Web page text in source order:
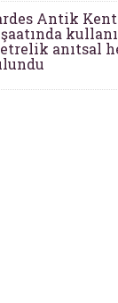
Antik
anıtsal